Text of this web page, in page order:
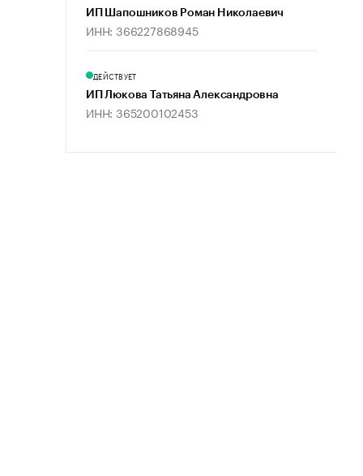
ИП Шапошников Роман Николаевич
ИНН: 366227868945
ДЕЙСТВУЕТ
ИП Люкова Татьяна Александровна
ИНН: 365200102453